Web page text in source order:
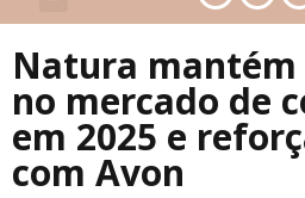
Natura
no mercado de
em 2025 e
com Avon